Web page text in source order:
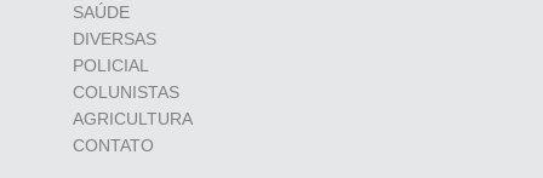
SAÚDE
DIVERSAS
POLICIAL
COLUNISTAS
AGRICULTURA
CONTATO